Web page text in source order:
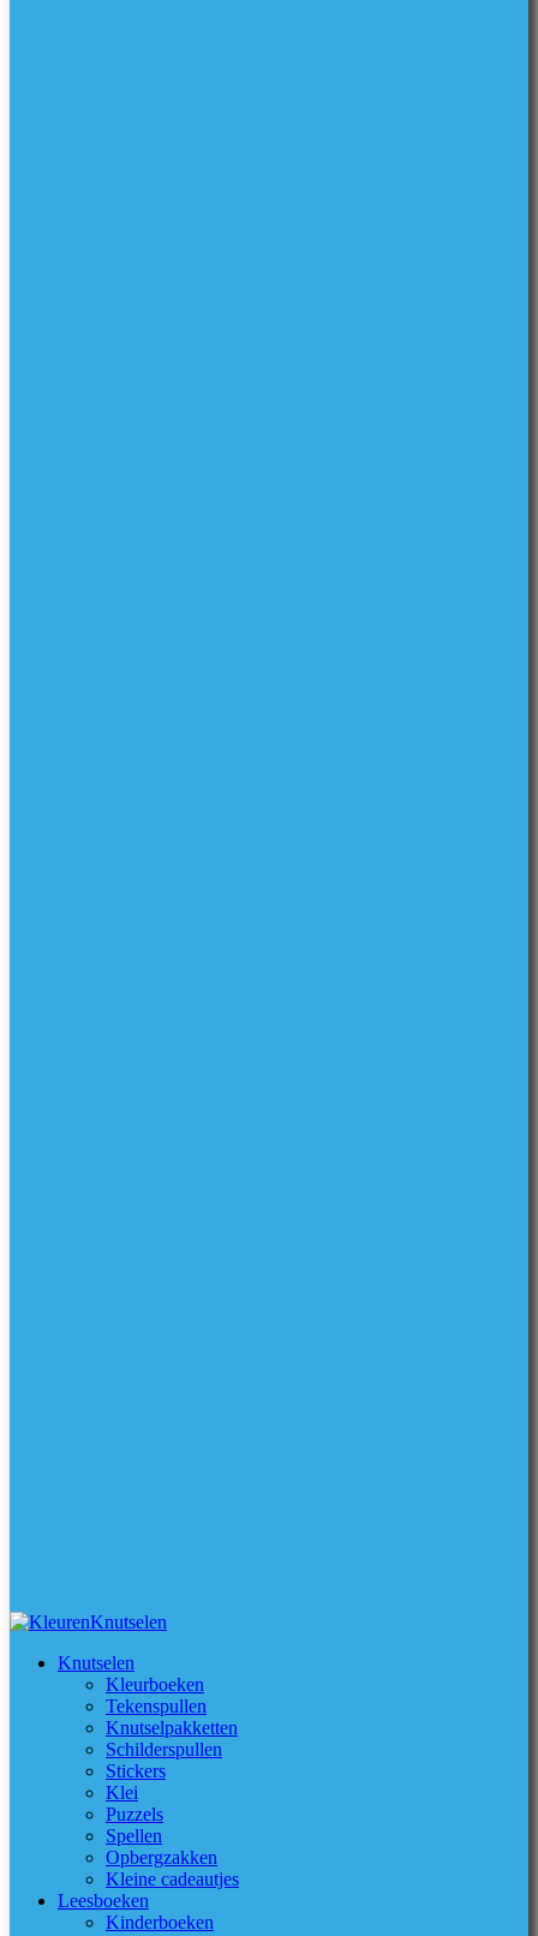
Knutselen
Kleurboeken
Tekenspullen
Knutselpakketten
Schilderspullen
Stickers
Klei
Puzzels
Spellen
Opbergzakken
Kleine cadeautjes
Leesboeken
Kinderboeken